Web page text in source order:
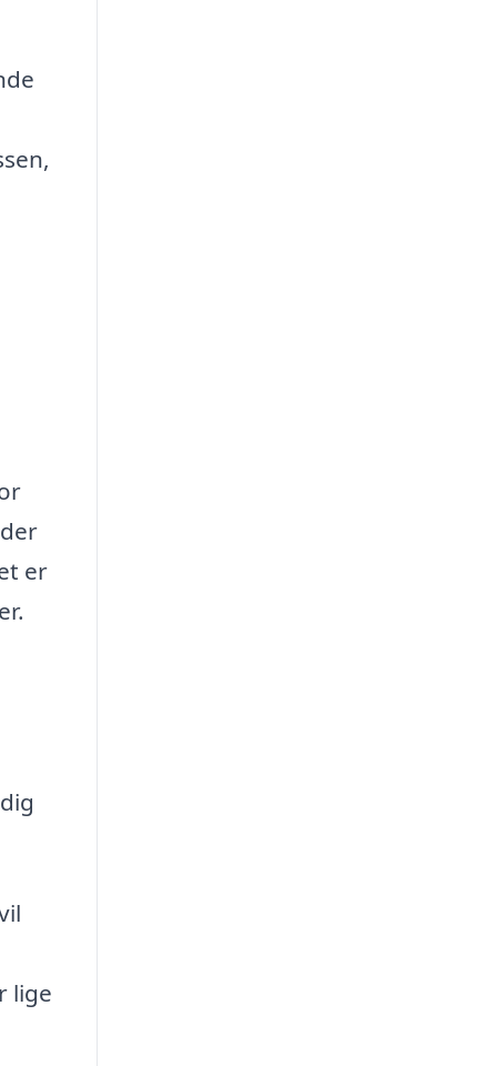
er
lige